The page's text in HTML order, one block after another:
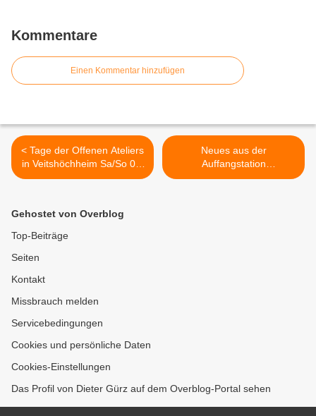
Kommentare
Einen Kommentar hinzufügen
< Tage der Offenen Ateliers
in Veitshöchheim Sa/So 04.
– 05. Mai, 14:00 – 19:00
Neues aus der
Auffangstation
Veitshöchheim des Vereins
Gehostet von Overblog
Top-Beiträge
Seiten
Kontakt
Missbrauch melden
Servicebedingungen
Cookies und persönliche Daten
Cookies-Einstellungen
Das Profil von Dieter Gürz auf dem Overblog-Portal sehen